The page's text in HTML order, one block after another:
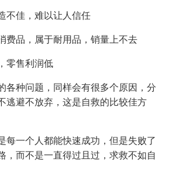
佳，难以让人信任
品，属于耐用品，销量上不去
售利润低
种问题，同样会有很多个原因，分
逃避不放弃，这是自救的比较佳方
一个人都能快速成功，但是失败了
，而不是一直得过且过，求救不如自